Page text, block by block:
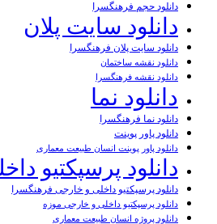
دانلود حجم فرهنگسرا
دانلود سایت پلان
دانلود سایت پلان فرهنگسرا
دانلود نقشه ساختمان
دانلود نقشه فرهنگسرا
دانلود نما
دانلود نما فرهنگسرا
دانلود پاور پوینت
دانلود پاور پوینت انسان طبیعت معماری
دانلود پرسپکتیو
دانلود پرسپکتیو داخلی و خارجی فرهنگسرا
دانلود پرسپکتیو داخلی و خارجی موزه
دانلود پروژه انسان طبیعت معماری